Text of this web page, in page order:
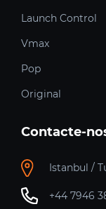
Launch Control
Vmax
Pop
Original
Contacte-
Istanbul /
+44 7946